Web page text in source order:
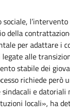
della
per adattare i
alle
stabile dei
richiede però
e datoriali
locali», ha